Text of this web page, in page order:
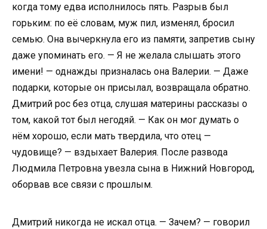
когда тому едва исполнилось пять. Разрыв был
горьким: по её словам, муж пил, изменял, бросил
семью. Она вычеркнула его из памяти, запретив сыну
даже упоминать его. — Я не желала слышать этого
имени! — однажды призналась она Валерии. — Даже
подарки, которые он присылал, возвращала обратно.
Дмитрий рос без отца, слушая материны рассказы о
том, какой тот был негодяй. — Как он мог думать о
нём хорошо, если мать твердила, что отец —
чудовище? — вздыхает Валерия. После развода
Людмила Петровна увезла сына в Нижний Новгород,
оборвав все связи с прошлым.
Дмитрий никогда не искал отца. — Зачем? — говорил